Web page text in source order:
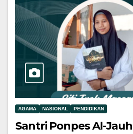
AGAMA NASIONAL PENDIDIKAN
Santri Ponpes Al-